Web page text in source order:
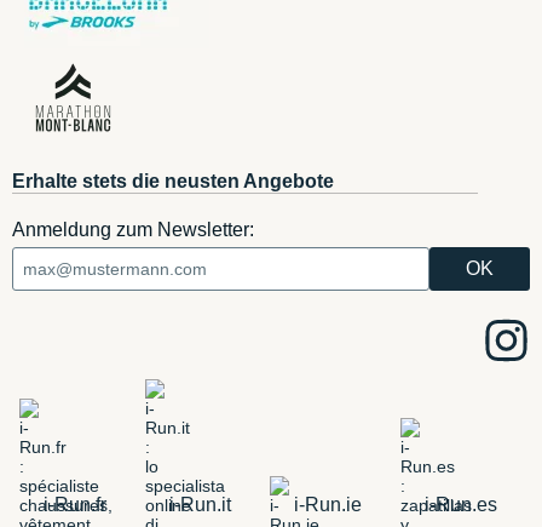
Erhalte stets die neusten Angebote
Anmeldung zum Newsletter:
i-Run.fr i-Run.it i-Run.ie i-Run.es